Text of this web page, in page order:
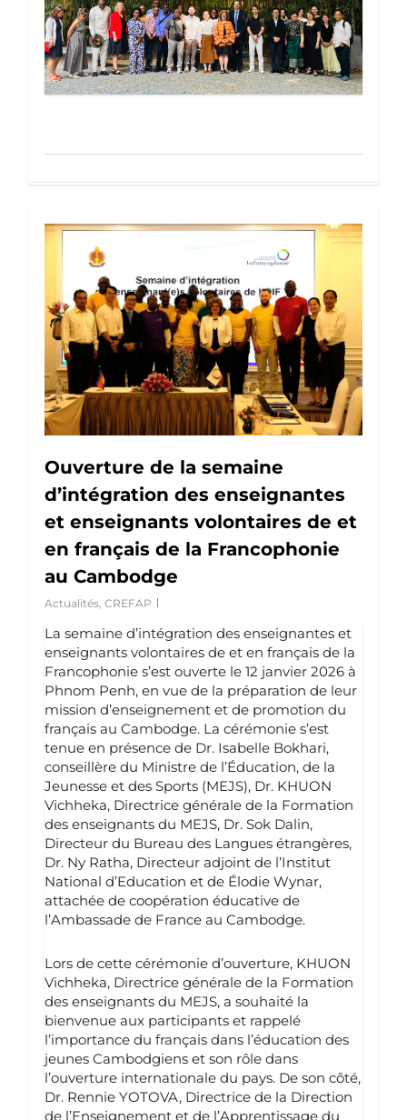
Ouverture de la semaine
d’intégration des enseignantes
et enseignants volontaires de et
en français de la Francophonie
au Cambodge
Actualités CREFAP
La semaine d’intégration des enseignantes et
enseignants volontaires de et en français de la
Francophonie s’est ouverte le 12 janvier 2026 à
Phnom Penh, en vue de la préparation de leur
mission d’enseignement et de promotion du
français au Cambodge. La cérémonie s’est
tenue en présence de Dr. Isabelle Bokhari,
conseillère du Ministre de l’Éducation, de la
Jeunesse et des Sports (MEJS), Dr. KHUON
Vichheka, Directrice générale de la Formation
des enseignants du MEJS, Dr. Sok Dalin,
Directeur du Bureau des Langues étrangères,
Dr. Ny Ratha, Directeur adjoint de l’Institut
National d’Education et de Élodie Wynar,
attachée de coopération éducative de
l’Ambassade de France au Cambodge.
Lors de cette cérémonie d’ouverture, KHUON
Vichheka, Directrice générale de la Formation
des enseignants du MEJS, a souhaité la
bienvenue aux participants et rappelé
l’importance du français dans l’éducation des
jeunes Cambodgiens et son rôle dans
l’ouverture internationale du pays. De son côté,
Dr. Rennie YOTOVA, Directrice de la Direction
de l’Enseignement et de l’Apprentissage du